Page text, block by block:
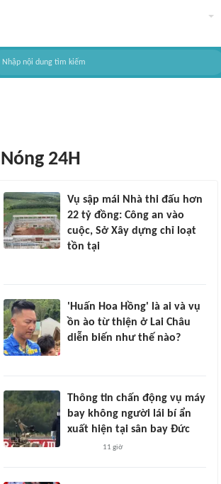
Nóng 24H
Vụ sập mái Nhà thi đấu hơn
22 tỷ đồng: Công an vào
cuộc, Sở Xây dựng chỉ loạt
tồn tại
'Huấn Hoa Hồng' là ai và vụ
ồn ào từ thiện ở Lai Châu
diễn biến như thế nào?
Thông tin chấn động vụ máy
bay không người lái bí ẩn
xuất hiện tại sân bay Đức
11 giờ